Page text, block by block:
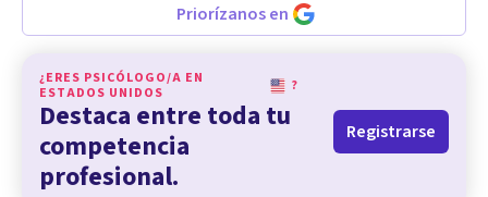
Priorízanos en
¿ERES PSICÓLOGO/A EN
ESTADOS UNIDOS
?
Destaca entre toda tu
competencia
profesional.
Registrarse